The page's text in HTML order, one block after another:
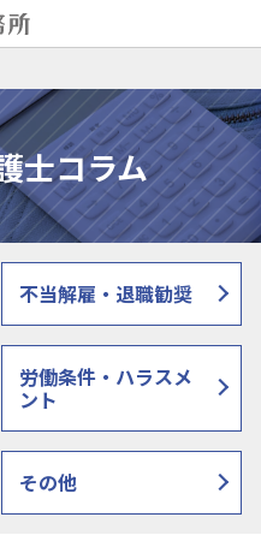
士コラム
不当解雇・退職勧奨
労働条件・ハラスメ
ント
その他